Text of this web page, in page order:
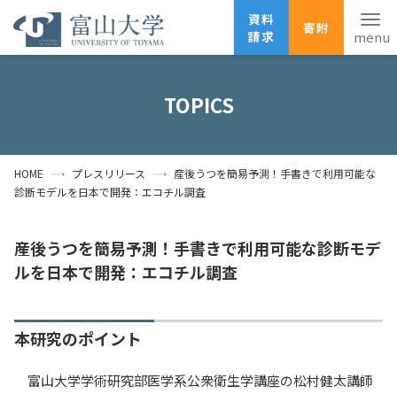
資料
請求
寄附
資料請求
寄附
広報刊行物
受験生の方 地域・一般の方 企業・研究者の方
卒業生の方 在学生の方
大学紹介
学部・大学院・施設
TOPICS
HOME プレスリリース
産後うつを簡易予測！手書きで利用可能な
診断モデルを日本で開発：エコチル調査
産後うつを簡易予測！手書きで利用可能な診断モデ
ルを日本で開発：エコチル調査
本研究のポイント
富山大学学術研究部医学系公衆衛生学講座の松村健太講師